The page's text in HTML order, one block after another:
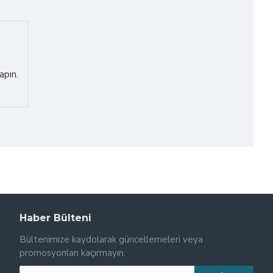
evinizin herhangi bir köşesinde dikkat çeken
basamaklar net bir şekilde görülebilir ve kazaların
merdivenin altına veya basamaklarına
Haber Bülteni
Bültenimize kaydolarak güncellemeleri veya
promosyonları kaçırmayın.